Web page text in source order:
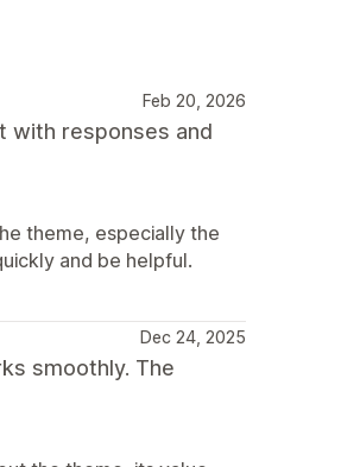
Feb 20, 2026
with responses and
theme, especially the
and be helpful.
Dec 24, 2025
smoothly. The